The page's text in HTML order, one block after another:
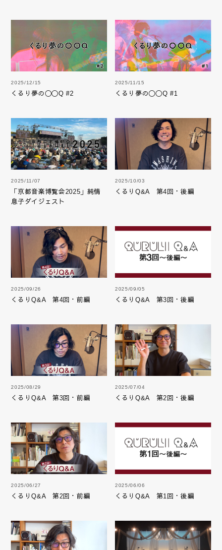
2025/12/15
くるり夢の〇〇Q #2
2025/11/15
くるり夢の〇〇Q #1
2025/11/07
「京都音楽博覧会2025」純情
息子ダイジェスト
2025/10/03
くるりQ&A 第4回・後編
2025/09/26
くるりQ&A 第4回・前編
2025/09/05
くるりQ&A 第3回・後編
2025/08/29
くるりQ&A 第3回・前編
2025/07/04
くるりQ&A 第2回・後編
2025/06/27
くるりQ&A 第2回・前編
2025/06/06
くるりQ&A 第1回・後編